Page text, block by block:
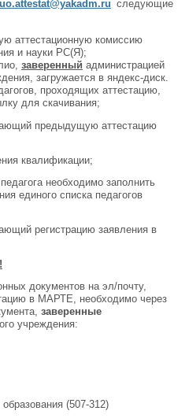
uo.attestat@yakadm.ru следующие
аттестационную комиссию
и науки РС(Я);
заверенный администрацией
загружается в яндекс-диск.
проходящих аттестацию,
для скачивания;
предыдущую аттестацию
квалификации;
необходимо заполнить
единого списка педагогов
регистрацию заявления в
документов на эл/почту,
в МАРТЕ, необходимо через
заверенные
учреждения:
(507-312)